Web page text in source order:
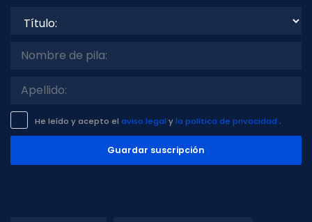
He leído y acepto el aviso legal yla política de privacidad .
Guardar suscripción